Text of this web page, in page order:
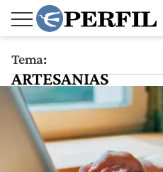
Tema:
ARTESANIAS